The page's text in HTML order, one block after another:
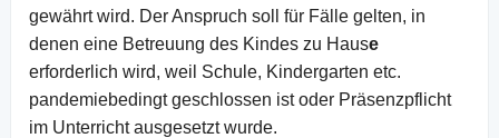
gewährt wird. Der Anspruch soll für Fälle gelten, in
denen eine Betreuung des Kindes zu Hause
erforderlich wird, weil Schule, Kindergarten etc.
pandemiebedingt geschlossen ist oder Präsenzpflicht
im Unterricht ausgesetzt wurde.